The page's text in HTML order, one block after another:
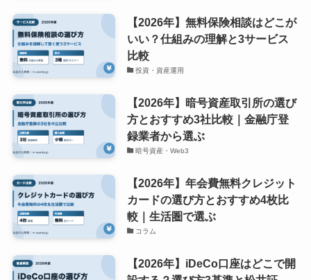
【2026年】無料保険相談はどこが
いい？仕組みの理解と3サービス
比較
投資・資産運用
【2026年】暗号資産取引所の選び
方とおすすめ3社比較｜金融庁登
録業者から選ぶ
暗号資産・Web3
【2026年】年会費無料クレジット
カードの選び方とおすすめ4枚比
較｜生活圏で選ぶ
コラム
【2026年】iDeCo口座はどこで開